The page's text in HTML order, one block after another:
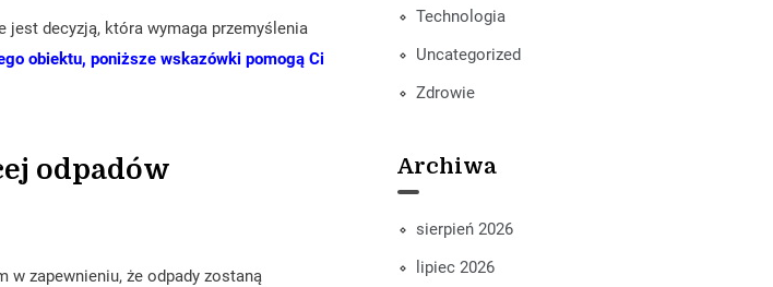
jest decyzją, która wymaga przemyślenia
obiektu, poniższe wskazówki pomogą Ci
odpadów
w zapewnieniu, że odpady zostaną
Technologia
Uncategorized
Zdrowie
Archiwa
sierpień 2026
lipiec 2026